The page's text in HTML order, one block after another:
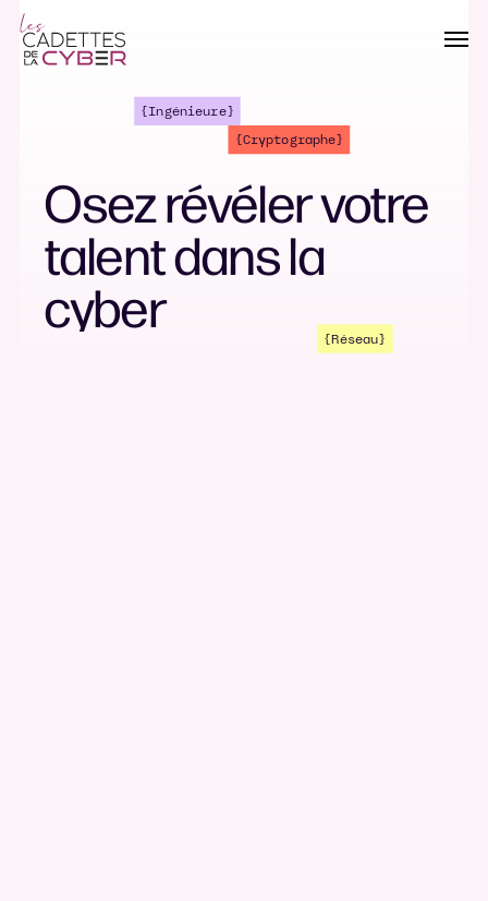
Passer
au
contenu
Osezrévélervotre
talentdansla
cyber {Réseau}
{Ingénieure}
{Cryptographe}